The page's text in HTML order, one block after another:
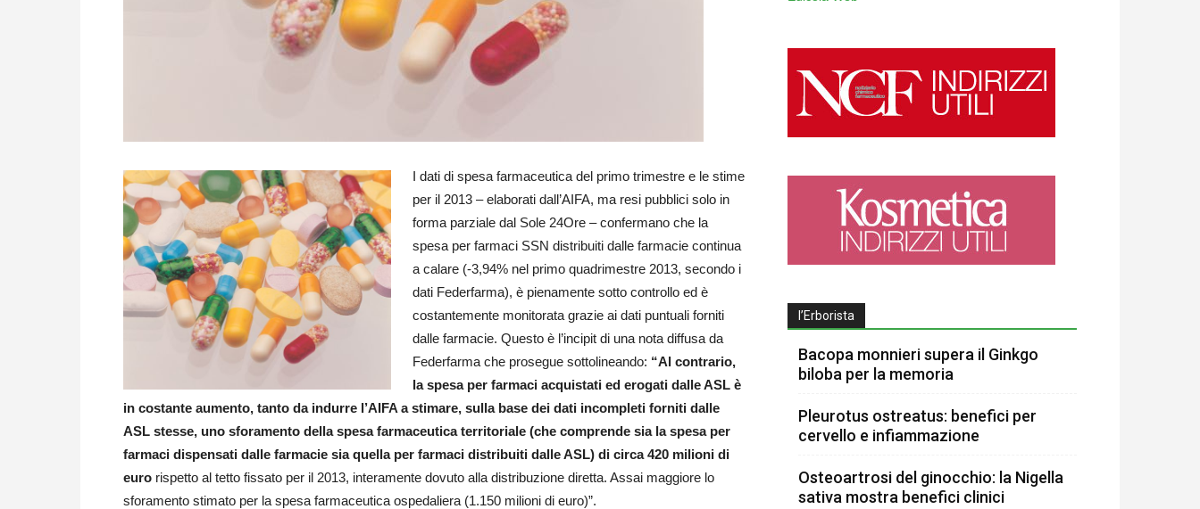
I dati di spesa farmaceutica del primo trimestre e le stime
per il 2013 – elaborati dall’AIFA, ma resi pubblici solo in
forma parziale dal Sole 24Ore – confermano che la
spesa per farmaci SSN distribuiti dalle farmacie continua
a calare (-3,94% nel primo quadrimestre 2013, secondo i
dati Federfarma), è pienamente sotto controllo ed è
costantemente monitorata grazie ai dati puntuali forniti
dalle farmacie. Questo è l’incipit di una nota diffusa da
Federfarma che prosegue sottolineando: “Al contrario,
la spesa per farmaci acquistati ed erogati dalle ASL è
in costante aumento, tanto da indurre l’AIFA a stimare, sulla base dei dati incompleti forniti dalle
ASL stesse, uno sforamento della spesa farmaceutica territoriale (che comprende sia la spesa per
farmaci dispensati dalle farmacie sia quella per farmaci distribuiti dalle ASL) di circa 420 milioni di
euro rispetto al tetto fissato per il 2013, interamente dovuto alla distribuzione diretta. Assai maggiore lo
sforamento stimato per la spesa farmaceutica ospedaliera (1.150 milioni di euro)”.
l’Erborista
Bacopa monnieri supera il Ginkgo
biloba per la memoria
Pleurotus ostreatus: benefici per
cervello e infiammazione
Osteoartrosi del ginocchio: la Nigella
sativa mostra benefici clinici